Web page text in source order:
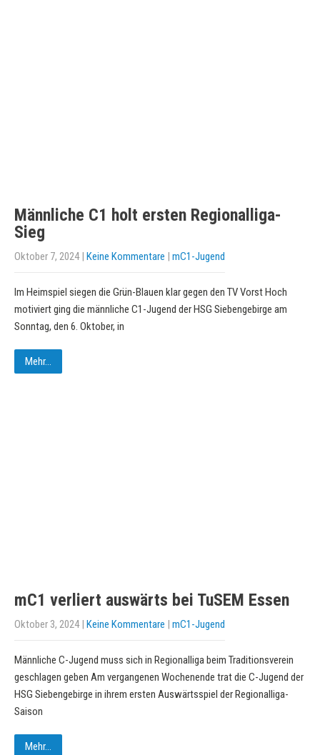
Männliche C1 holt ersten Regionalliga-
Sieg
Oktober 7, 2024| Keine Kommentare | mC1-Jugend
Im Heimspiel siegen die Grün-Blauen klar gegen den TV Vorst Hoch
motiviert ging die männliche C1-Jugend der HSG Siebengebirge am
Sonntag, den 6. Oktober, in
Mehr...
mC1 verliert auswärts bei TuSEM Essen
Oktober 3, 2024| Keine Kommentare | mC1-Jugend
Männliche C-Jugend muss sich in Regionalliga beim Traditionsverein
geschlagen geben Am vergangenen Wochenende trat die C-Jugend der
HSG Siebengebirge in ihrem ersten Auswärtsspiel der Regionalliga-
Saison
Mehr...